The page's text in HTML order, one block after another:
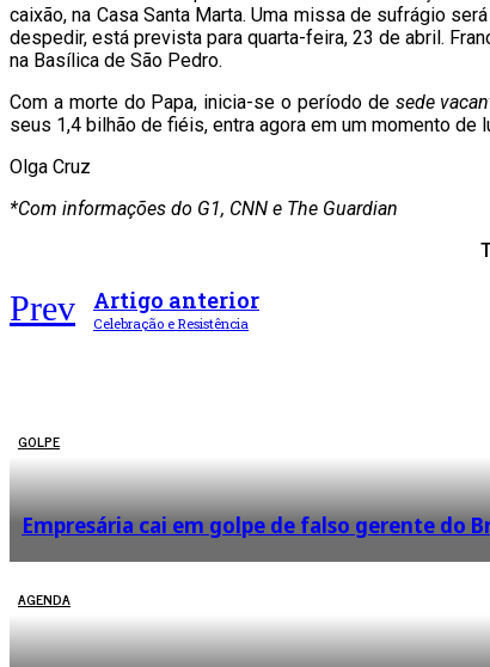
caixão, na Casa Santa Marta. Uma missa de sufrágio
despedir, está prevista para quarta-feira, 23 de abril.
na Basílica de São Pedro.
Com a morte do Papa, inicia-se o período de sede
seus 1,4 bilhão de fiéis, entra agora em um momento de
Olga Cruz
*Com informações do G1, CNN e The Guardian
Prev Artigo anterior
Celebração e Resistência
GOLPE
Empresária cai em golpe de falso gerente do
AGENDA